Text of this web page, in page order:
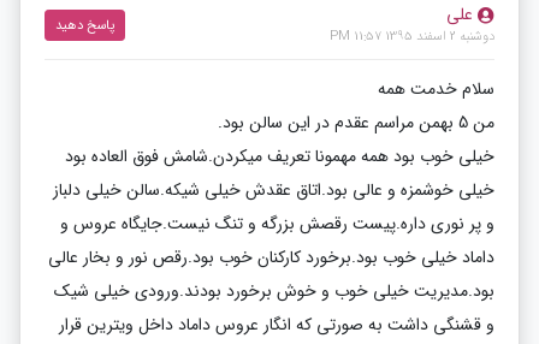
علی
دوشنبه 2 اسفند 1395 11:57 PM
پاسخ دهید
سلام خدمت همه
من 5 بهمن مراسم عقدم در این سالن بود.
خیلی خوب بود همه مهمونا تعریف میکردن.شامش فوق العاده بود
خیلی خوشمزه و عالی بود.اتاق عقدش خیلی شیکه.سالن خیلی دلباز
و پر نوری داره.پیست رقصش بزرگه و تنگ نیست.جایگاه عروس و
داماد خیلی خوب بود.برخورد کارکنان خوب بود.رقص نور و بخار عالی
بود.مدیریت خیلی خوب و خوش برخورد بودند.ورودی خیلی شیک
و قشنگی داشت به صورتی که انگار عروس داماد داخل ویترین قرار